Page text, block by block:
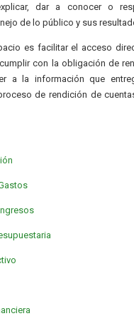
dar a conocer o
de lo público y sus
es facilitar el acceso
con la obligación de
a la información que
de rendición de